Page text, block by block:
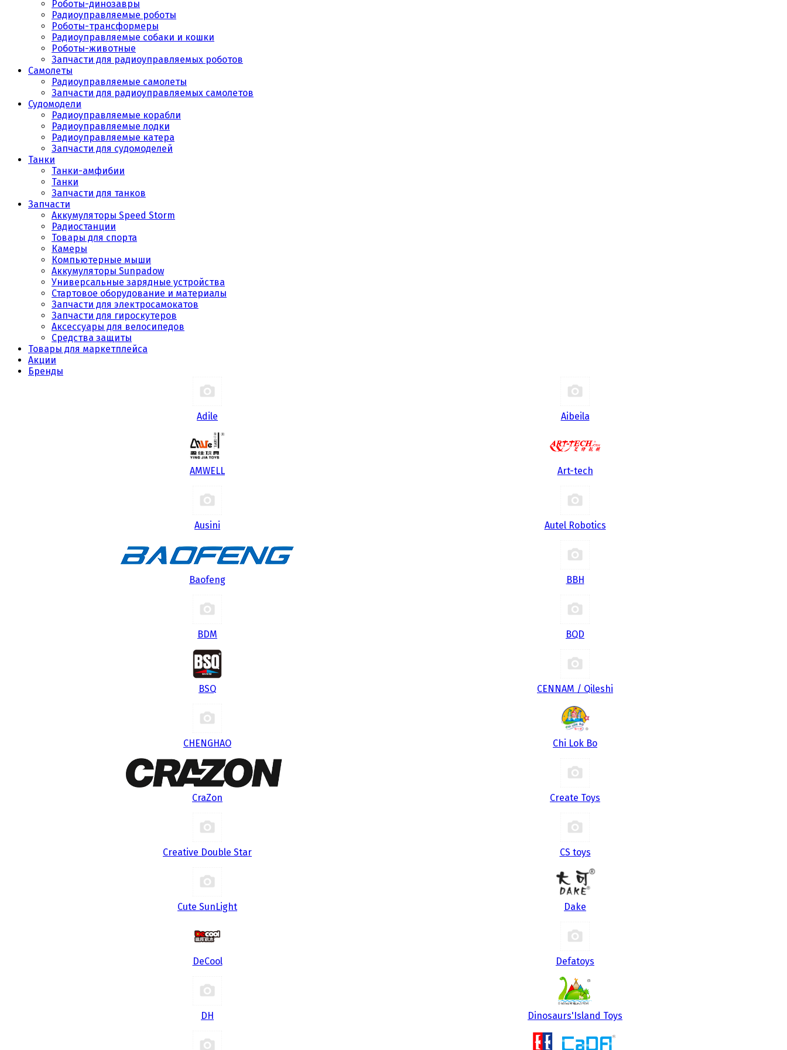
Роботы-динозавры
Радиоуправляемые роботы
Роботы-трансформеры
Радиоуправляемые собаки и кошки
Роботы-животные
Запчасти для радиоуправляемых роботов
Самолеты
Радиоуправляемые самолеты
Запчасти для радиоуправляемых самолетов
Судомодели
Радиоуправляемые корабли
Радиоуправляемые лодки
Радиоуправляемые катера
Запчасти для судомоделей
Танки
Танки-амфибии
Танки
Запчасти для танков
Запчасти
Аккумуляторы Speed Storm
Радиостанции
Товары для спорта
Камеры
Компьютерные мыши
Аккумуляторы Sunpadow
Универсальные зарядные устройства
Стартовое оборудование и материалы
Запчасти для электросамокатов
Запчасти для гироскутеров
Аксессуары для велосипедов
Средства защиты
Товары для маркетплейса
Акции
Бренды
Adile Aibeila
AMWELL Art-tech
Ausini Autel Robotics
Baofeng BBH
BDM BQD
BSQ CENNAM / Qileshi
CHENGHAO Chi Lok Bo
CraZon Create Toys
Creative Double Star CS toys
Cute SunLight Dake
DeCool Defatoys
DH Dinosaurs'Island Toys